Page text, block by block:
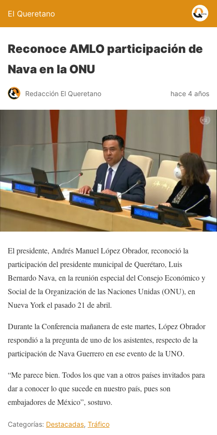
El Queretano
Reconoce AMLO participación de
Nava en la ONU
Redacción El Queretano hace 4 años
El presidente, Andrés Manuel López Obrador, reconoció la
participación del presidente municipal de Querétaro, Luis
Bernardo Nava, en la reunión especial del Consejo Económico y
Social de la Organización de las Naciones Unidas (ONU), en
Nueva York el pasado 21 de abril.
Durante la Conferencia mañanera de este martes, López Obrador
respondió a la pregunta de uno de los asistentes, respecto de la
participación de Nava Guerrero en ese evento de la UNO.
“Me parece bien. Todos los que van a otros países invitados para
dar a conocer lo que sucede en nuestro país, pues son
embajadores de México”, sostuvo.
Categorías: Destacadas, Tráfico